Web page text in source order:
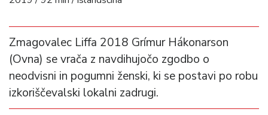
Zmagovalec Liffa 2018 Grímur Hákonarson
(Ovna) se vrača z navdihujočo zgodbo o
neodvisni in pogumni ženski, ki se postavi po robu
izkoriščevalski lokalni zadrugi.